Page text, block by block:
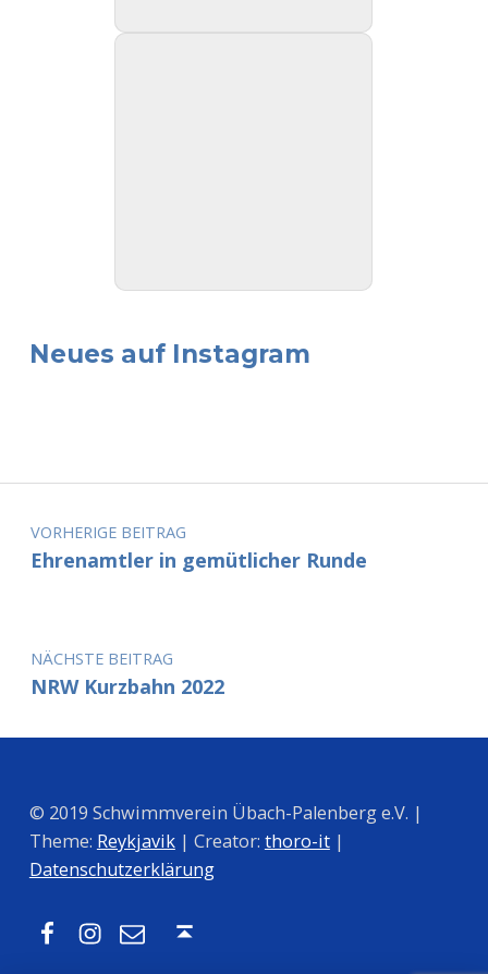
Neues auf Instagram
Beitragsnavigation
VORHERIGE BEITRAG
Ehrenamtler in gemütlicher Runde
NÄCHSTE BEITRAG
NRW Kurzbahn 2022
© 2019 Schwimmverein Übach-Palenberg e.V. |
Theme: Reykjavik| Creator: thoro-it|
Datenschutzerklärung
Facebook